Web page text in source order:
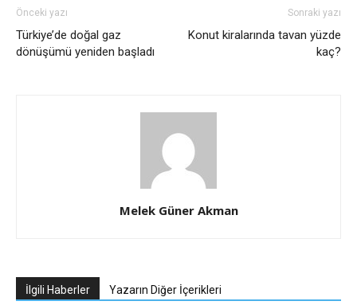
Önceki yazı
Türkiye’de doğal gaz
dönüşümü yeniden başladı
Sonraki yazı
Konut kiralarında tavan yüzde
kaç?
Melek Güner Akman
İlgili Haberler Yazarın Diğer İçerikleri